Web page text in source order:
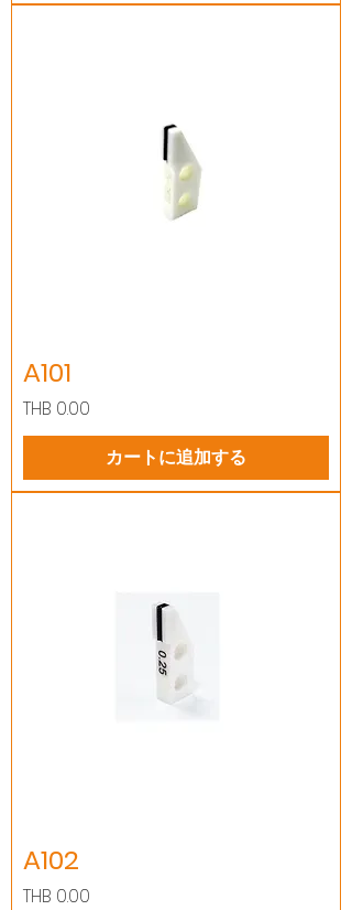
A101
価格
THB 0.00
カートに追加する
A102
価格
THB 0.00